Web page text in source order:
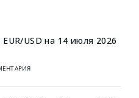
USD на 14 июля 2026